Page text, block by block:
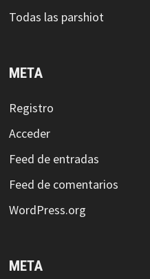
Todas las parshiot
META
Registro
Acceder
Feed de entradas
Feed de comentarios
WordPress.org
META